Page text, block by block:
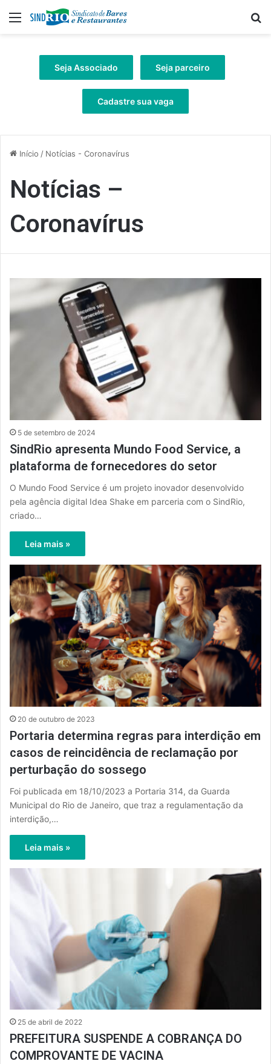
Menu
Seja Associado Seja parceiro
Cadastre sua vaga
Início / Notícias - Coronavírus
Notícias –
Coronavírus
5 de setembro de 2024
SindRio apresenta Mundo Food Service, a
plataforma de fornecedores do setor
O Mundo Food Service é um projeto inovador desenvolvido
pela agência digital Idea Shake em parceria com o SindRio,
criado…
Leia mais »
20 de outubro de 2023
Portaria determina regras para interdição em
casos de reincidência de reclamação por
perturbação do sossego
Foi publicada em 18/10/2023 a Portaria 314, da Guarda
Municipal do Rio de Janeiro, que traz a regulamentação da
interdição,…
Leia mais »
25 de abril de 2022
PREFEITURA SUSPENDE A COBRANÇA DO
COMPROVANTE DE VACINA